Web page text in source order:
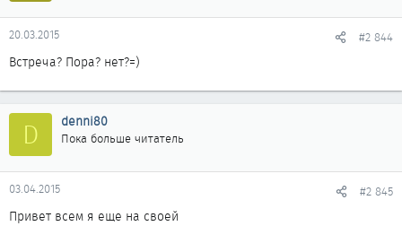
20.03.2015 #2 844
Встреча? Пора? нет?=)
D denni80
Пока больше читатель
03.04.2015 #2 845
Привет всем я еще на своей